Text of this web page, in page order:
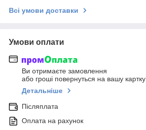
Всі умови доставки
Умови оплати
Ви отримаєте замовлення
або гроші повернуться на вашу картку
Детальніше
Післяплата
Оплата на рахунок